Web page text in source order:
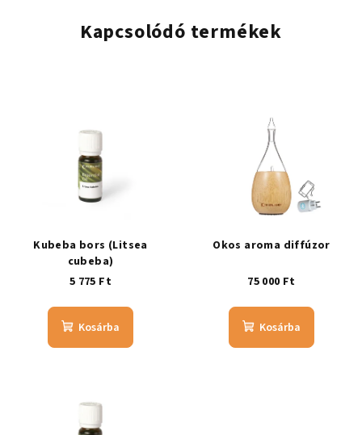
Kapcsolódó termékek
Kubeba bors (Litsea
cubeba)
5 775 Ft
Kosárba
Okos aroma diffúzor
75 000 Ft
Kosárba